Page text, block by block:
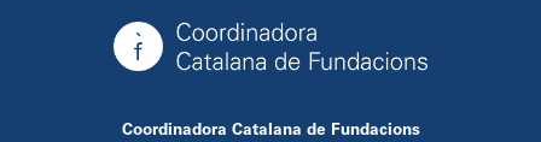
Coordinadora Catalana de Fundacions